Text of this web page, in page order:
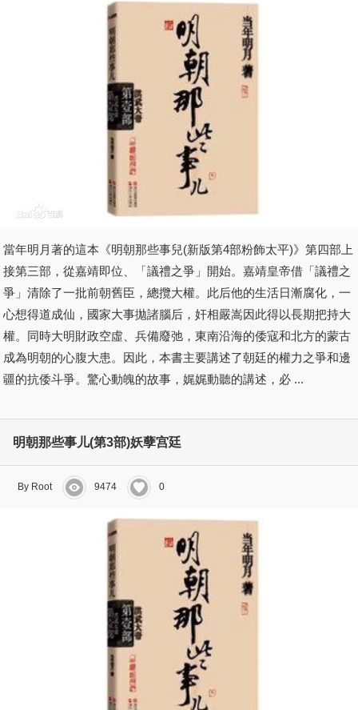
當年明月著的這本《明朝那些事兒(新版第4部粉飾太平)》第四部上
接第三部，從嘉靖即位、「議禮之爭」開始。嘉靖皇帝借「議禮之
爭」清除了一批前朝舊臣，總攬大權。此后他的生活日漸腐化，一
心想得道成仙，國家大事拋諸腦后，奸相嚴嵩因此得以長期把持大
權。同時大明財政空虛、兵備廢弛，東南沿海的倭寇和北方的蒙古
成為明朝的心腹大患。因此，本書主要講述了朝廷的權力之爭和邊
疆的抗倭斗爭。驚心動魄的故事，娓娓動聽的講述，必 ...
明朝那些事儿(第3部)妖孽宫廷
By Root 9474 0